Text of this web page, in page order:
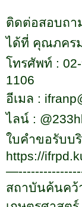
ติดต่อสอบถา
ได้ที่ คุณภคร
โทรศัพท์ :
1106
อีเมล :
ไลน์ :
ใบคำขอรับบ
https://
สถาบันค้นค